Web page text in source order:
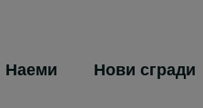
Наеми Нови сгради